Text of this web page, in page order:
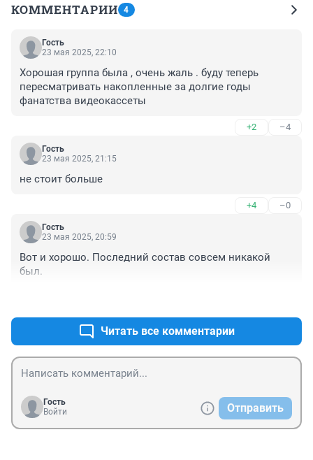
КОММЕНТАРИИ 4
Гость
23 мая 2025, 22:10
Хорошая группа была , очень жаль . буду теперь
пересматривать накопленные за долгие годы
фанатства видеокассеты
+2 –4
Гость
23 мая 2025, 21:15
не стоит больше
+4 –0
Гость
23 мая 2025, 20:59
Вот и хорошо. Последний состав совсем никакой
был.
Читать все комментарии
Гость
Войти
Отправить